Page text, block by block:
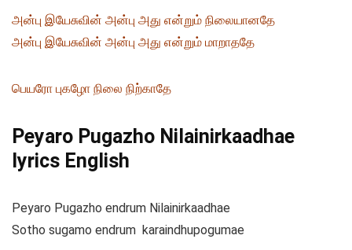
அன்பு இயேசுவின் அன்பு அது என்றும் நிலையானதே
அன்பு இயேசுவின் அன்பு அது என்றும் மாறாததே
பெயரோ புகழோ நிலை நிற்காதே
Peyaro Pugazho Nilainirkaadhae
lyrics English
Peyaro Pugazho endrum Nilainirkaadhae
Sotho sugamo endrum karaindhupogumae